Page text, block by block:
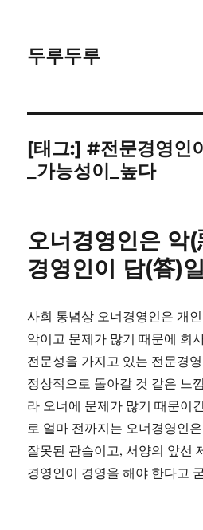
두루두루
[태그:]#전문경영인
_가능성이_높다
오너경영인은 악
경영인이 답(答)
사회 통념상 오너경영인은 개
악이고 문제가 많기 때문에 회
전문성을 가지고 있는 전문경
정상적으로 돌아갈 것 같은 느
라 오너에 문제가 많기 때문이
로 얼마 전까지는 오너경영인
잘못된 관습이고, 서양의 앞선
경영인이 경영을 해야 한다고